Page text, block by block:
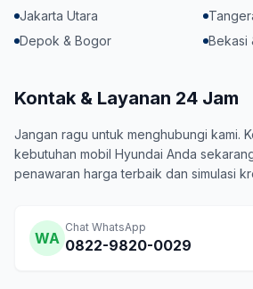
Jakarta Utara
Depok & Bogor
Bekasi
Kontak & Layanan 24 Jam
Jangan ragu untuk menghubungi kami.
kebutuhan mobil Hyundai Anda
penawaran harga terbaik dan simulasi
WA
Chat WhatsApp
0822-9820-0029